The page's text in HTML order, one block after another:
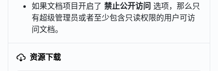
如果文档项目开启了 禁止公开访问 选项，那么只
有超级管理员或者至少包含只读权限的用户可访
问文档。
资源下载